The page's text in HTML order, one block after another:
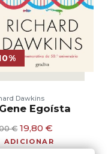
Dawkins
Egoísta
€ O
preço
original
19,80€
preço
atual
ADICIONAR